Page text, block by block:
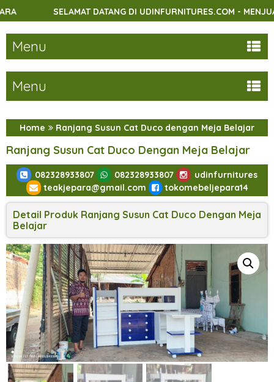
SELAMAT DATANG DI UDINFURNITURES.COM - MENJUAL
Menu
Menu
Home Ranjang Susun Cat Duco dengan Meja Belajar
Ranjang Susun Cat Duco Dengan Meja Belajar
082328933807 082328933807
udinfurnitures
teakjepara@gmail.com
tokomebeljepara14
Detail Produk Ranjang Susun Cat Duco Dengan Meja
Belajar